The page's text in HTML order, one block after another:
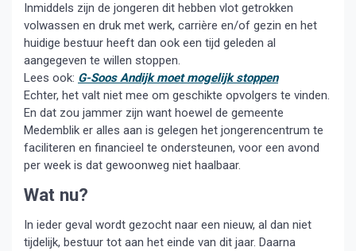
Inmiddels zijn de jongeren dit hebben vlot getrokken
volwassen en druk met werk, carrière en/of gezin en het
huidige bestuur heeft dan ook een tijd geleden al
aangegeven te willen stoppen.
Lees ook: G-Soos Andijk moet mogelijk stoppen
Echter, het valt niet mee om geschikte opvolgers te vinden.
En dat zou jammer zijn want hoewel de gemeente
Medemblik er alles aan is gelegen het jongerencentrum te
faciliteren en financieel te ondersteunen, voor een avond
per week is dat gewoonweg niet haalbaar.
Wat nu?
In ieder geval wordt gezocht naar een nieuw, al dan niet
tijdelijk, bestuur tot aan het einde van dit jaar. Daarna